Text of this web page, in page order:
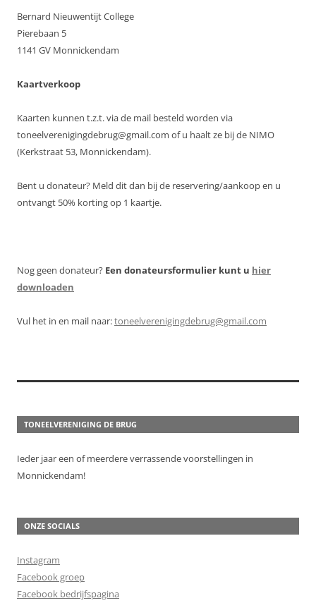
Bernard Nieuwentijt College
Pierebaan 5
1141 GV Monnickendam
Kaartverkoop
Kaarten kunnen t.z.t. via de mail besteld worden via
toneelverenigingdebrug@gmail.com of u haalt ze bij de NIMO
(Kerkstraat 53, Monnickendam).
Bent u donateur? Meld dit dan bij de reservering/aankoop en u
ontvangt 50% korting op 1 kaartje.
Nog geen donateur? Een donateursformulier kunt u hier
downloaden
Vul het in en mail naar:toneelverenigingdebrug@gmail.com
TONEELVERENIGING DE BRUG
Ieder jaar een of meerdere verrassende voorstellingen in
Monnickendam!
ONZE SOCIALS
Instagram
Facebook groep
Facebook bedrijfspagina